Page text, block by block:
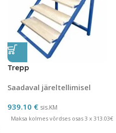
Trepp
Saadaval järeltellimisel
939.10 € sis.KM
Maksa kolmes võrdses osas 3 x 313.03€